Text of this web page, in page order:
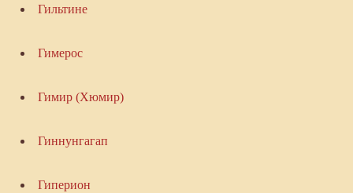
Гильтине
Гимерос
Гимир (Хюмир)
Гиннунгагап
Гиперион